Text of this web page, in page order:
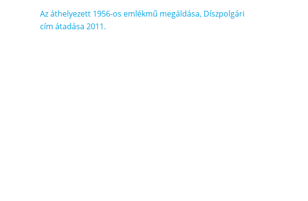
Bejegyzés
navigáció
Az áthelyezett 1956-os emlékmű megáldása, Díszpolgári
cím átadása 2011.